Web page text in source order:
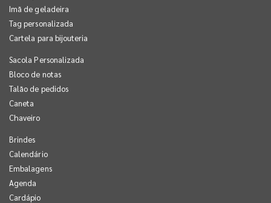
Imã de geladeira
Tag personalizada
Cartela para bijouteria
Sacola Personalizada
Bloco de notas
Talão de pedidos
Caneta
Chaveiro
Brindes
Calendário
Embalagens
Agenda
Cardápio